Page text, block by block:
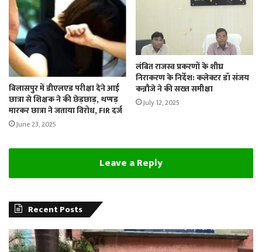
बिलासपुर में डीएलएड परीक्षा देने आई
छात्रा से शिक्षक ने की छेड़छाड़, थप्पड़
मारकर छात्रा ने जताया विरोध, FIR दर्ज
June 23, 2025
लंबित राजस्व प्रकरणों के शीघ्र
निराकरण के निर्देश: कलेक्टर डॉ संजय
कन्नौजे ने की सख्त समीक्षा
July 12, 2025
Leave a Reply
Recent Posts